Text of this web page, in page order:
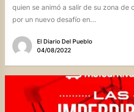
quien se animó a salir de su zona de
por un nuevo desafío en...
El Diario Del Pueblo
04/08/2022